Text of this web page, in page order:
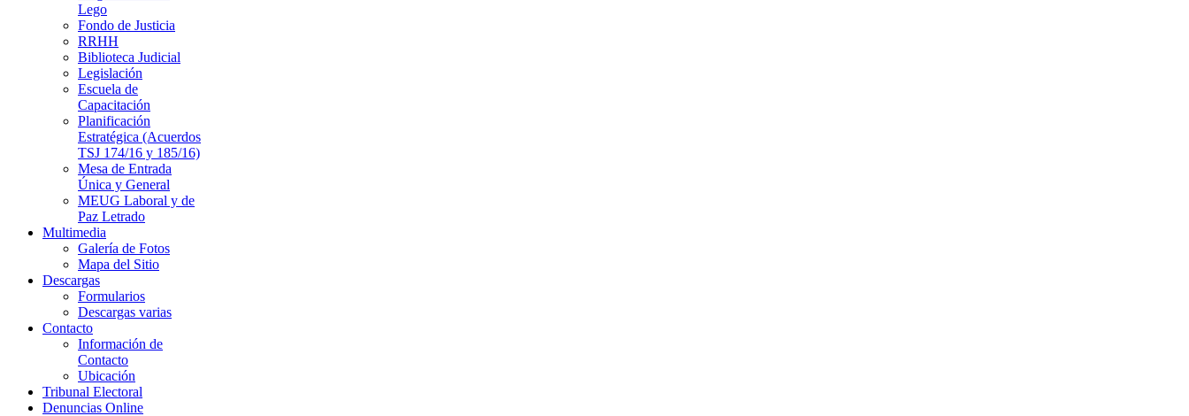
Lego
Fondo de Justicia
RRHH
Biblioteca Judicial
Legislación
Escuela de
Capacitación
Planificación
Estratégica (Acuerdos
TSJ 174/16 y 185/16)
Mesa de Entrada
Única y General
MEUG Laboral y de
Paz Letrado
Multimedia
Galería de Fotos
Mapa del Sitio
Descargas
Formularios
Descargas varias
Contacto
Información de
Contacto
Ubicación
Tribunal Electoral
Denuncias Online